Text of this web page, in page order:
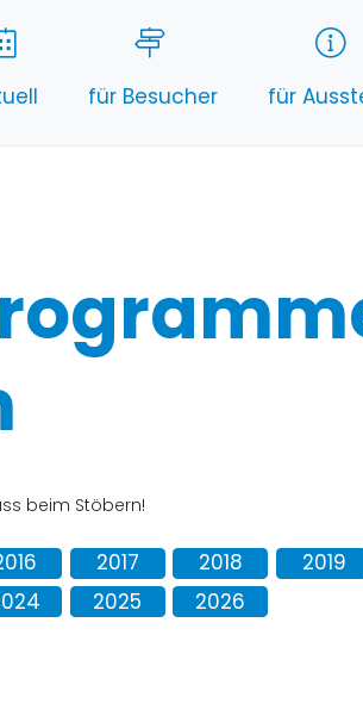
für Besucher für
beim Stöbern!
2017 2018
2019
2025 2026